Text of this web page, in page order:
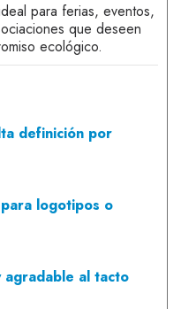
para ferias, eventos,
que deseen
ecológico.
definición por
logotipos o
al tacto